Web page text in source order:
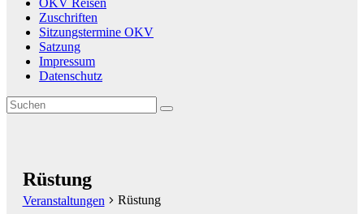
OKV Reisen
Zuschriften
Sitzungstermine OKV
Satzung
Impressum
Datenschutz
Rüstung
Veranstaltungen Rüstung